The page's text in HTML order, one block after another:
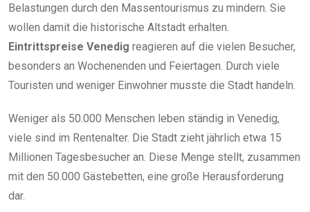
Belastungen durch den Massentourismus zu mindern. Sie
wollen damit die historische Altstadt erhalten.
Eintrittspreise Venedig reagieren auf die vielen Besucher,
besonders an Wochenenden und Feiertagen. Durch viele
Touristen und weniger Einwohner musste die Stadt handeln.
Weniger als 50.000 Menschen leben ständig in Venedig,
viele sind im Rentenalter. Die Stadt zieht jährlich etwa 15
Millionen Tagesbesucher an. Diese Menge stellt, zusammen
mit den 50.000 Gästebetten, eine große Herausforderung
dar.